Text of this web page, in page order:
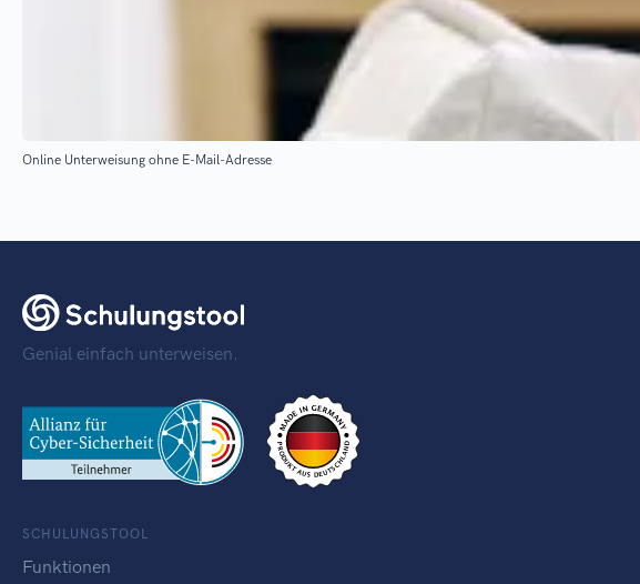
Online Unterweisung ohne E-Mail-Adresse
Genial einfach unterweisen.
SCHULUNGSTOOL
Funktionen